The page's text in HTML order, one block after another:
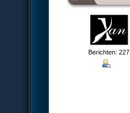
Berichten: 227